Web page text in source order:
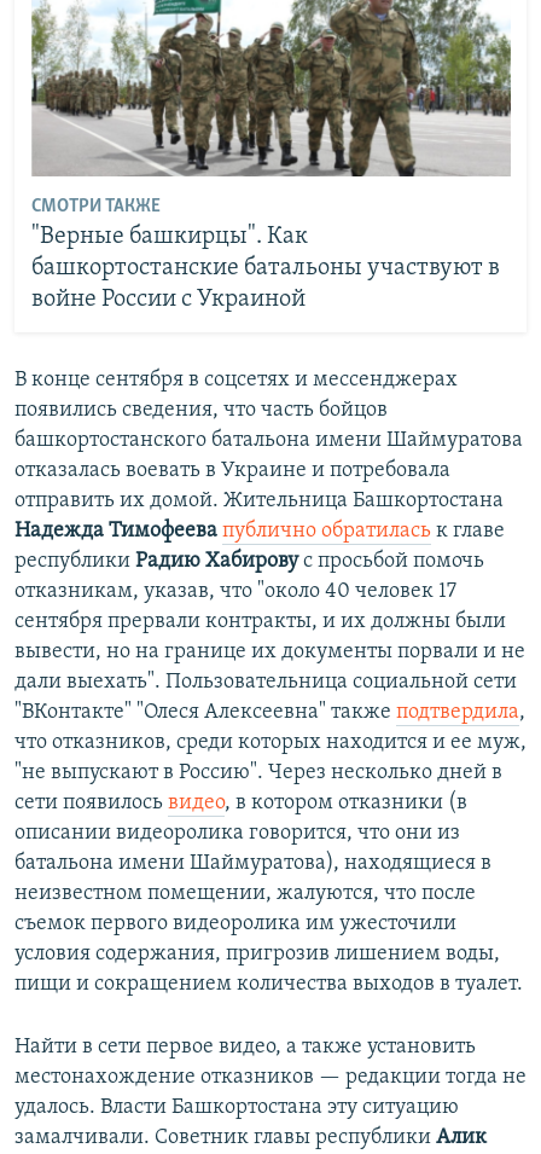
СМОТРИ ТАКЖЕ
"Верные башкирцы". Как
башкортостанские батальоны участвуют в
войне России с Украиной
В конце сентября в соцсетях и мессенджерах
появились сведения, что часть бойцов
башкортостанского батальона имени Шаймуратова
отказалась воевать в Украине и потребовала
отправить их домой. Жительница Башкортостана
Надежда Тимофеева публично обратилась к главе
республики Радию Хабировус просьбой помочь
отказникам, указав, что "около 40 человек 17
сентября прервали контракты, и их должны были
вывести, но на границе их документы порвали и не
дали выехать". Пользовательница социальной сети
"ВКонтакте" "Олеся Алексеевна" также подтвердила,
что отказников, среди которых находится и ее муж,
"не выпускают в Россию". Через несколько дней в
сети появилось видео, в котором отказники (в
описании видеоролика говорится, что они из
батальона имени Шаймуратова), находящиеся в
неизвестном помещении, жалуются, что после
съемок первого видеоролика им ужесточили
условия содержания, пригрозив лишением воды,
пищи и сокращением количества выходов в туалет.
Найти в сети первое видео, а также установить
местонахождение отказников — редакции тогда не
удалось. Власти Башкортостана эту ситуацию
замалчивали. Советник главы республики Алик